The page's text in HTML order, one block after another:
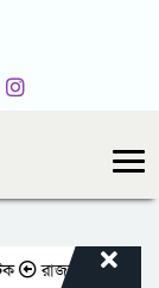
রাজবাড়ীতে বীর